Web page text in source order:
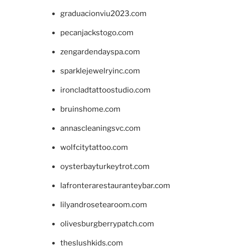
graduacionviu2023.com
pecanjackstogo.com
zengardendayspa.com
sparklejewelryinc.com
ironcladtattoostudio.com
bruinshome.com
annascleaningsvc.com
wolfcitytattoo.com
oysterbayturkeytrot.com
lafronterarestauranteybar.com
lilyandrosetearoom.com
olivesburgberrypatch.com
theslushkids.com